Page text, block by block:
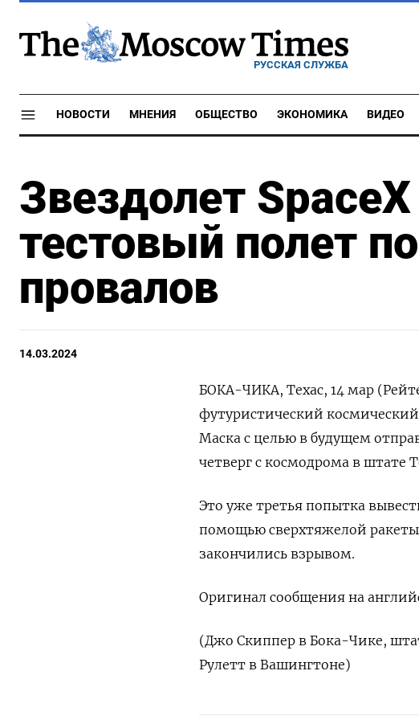
РУССКАЯ СЛУЖБА
НОВОСТИ МНЕНИЯ ОБЩЕСТВО ЭКОНОМИКА ВИДЕО
Звездолет
тестовый полет
провалов
14.03.2024
БОКА-ЧИКА, Техас, 14 мар
футуристический
Маска с целью в будущем
четверг с космодрома в штате
Это уже третья попытка
помощью сверхтяжелой
закончились взрывом.
Оригинал сообщения на
(Джо Скиппер в Бока-Чике,
Рулетт в Вашингтоне)